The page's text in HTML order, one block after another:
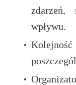
wpływu.